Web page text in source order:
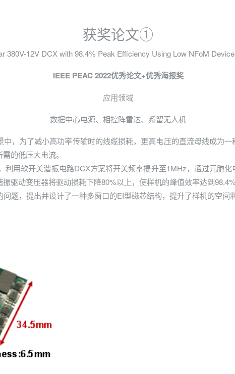
获奖论文①
380V-12V DCX with 98.4% Peak Efficiency Using Low NFoM
IEEE PEAC 2022优秀论文+优秀海报奖
应用领域
数据中心电源、相控阵雷达、系留无人机
，为了减小高功率传输时的线缆损耗，更高电压的直流母线成为
的低压大电流。
利用软开关谐振电路DCX方案将开关频率提升至1MHz，通过元胞
驱动变压器将驱动损耗下降80%以上，使样机的峰值效率达到
题，提出并设计了一种多窗口的EI型磁芯结构，提升了样机的空